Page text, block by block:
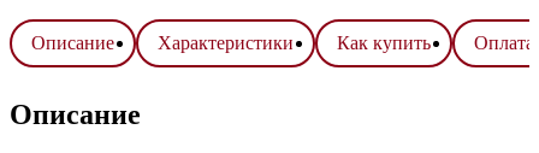
Описание Характеристики Как купить Оплата
Описание